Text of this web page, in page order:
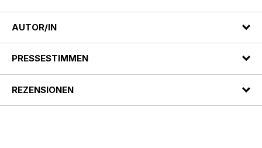
AUTOR/IN
PRESSESTIMMEN
REZENSIONEN